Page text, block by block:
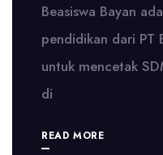
Beasiswa Bayan
pendidikan dari PT
untuk mencetak
di
READ MORE